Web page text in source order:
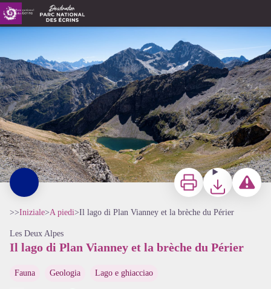
Il lago di Plan Vianney et la brèche du Périer
View picture in full screen
StampaScaricareSegnala
>>Iniziale>A piedi>Il lago di Plan Vianney et la brèche du Périer
Les Deux Alpes
Il lago di Plan Vianney et la brèche du Périer
Fauna Geologia Lago e ghiacciao